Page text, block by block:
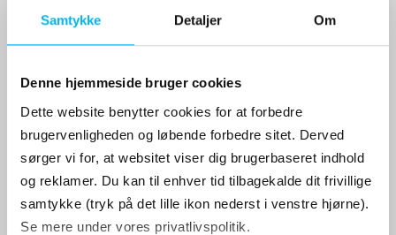
Samtykke Detaljer Om
Denne hjemmeside bruger cookies
Dette website benytter cookies for at forbedre
brugervenligheden og løbende forbedre sitet. Derved
sørger vi for, at websitet viser dig brugerbaseret indhold
og reklamer. Du kan til enhver tid tilbagekalde dit frivillige
samtykke (tryk på det lille ikon nederst i venstre hjørne).
Se mere under vores privatlivspolitik.